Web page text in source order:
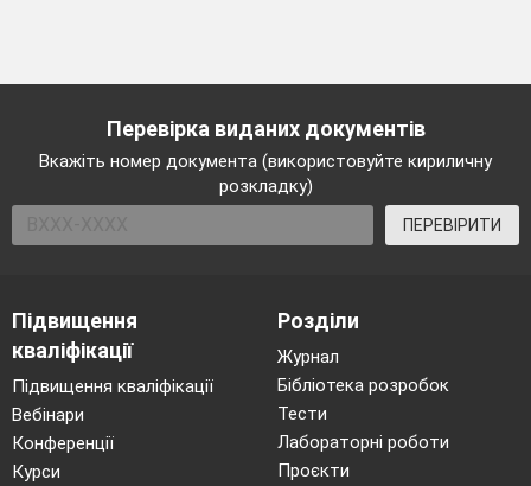
Перевірка виданих документів
Вкажіть номер документа (використовуйте кириличну
розкладку)
ПЕРЕВІРИТИ
Підвищення
кваліфікації
Підвищення кваліфікації
Вебінари
Конференції
Курси
Розділи
Журнал
Бібліотека розробок
Тести
Лабораторні роботи
Проєкти